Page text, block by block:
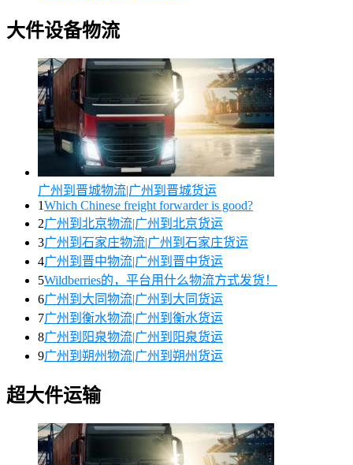
大件设备物流
广州到晋城物流|广州到晋城货运
1Which Chinese freight forwarder is good?
2广州到北京物流|广州到北京货运
3广州到石家庄物流|广州到石家庄货运
4广州到晋中物流|广州到晋中货运
5Wildberries的，平台用什么物流方式发货！
6广州到大同物流|广州到大同货运
7广州到衡水物流|广州到衡水货运
8广州到阳泉物流|广州到阳泉货运
9广州到朔州物流|广州到朔州货运
超大件运输